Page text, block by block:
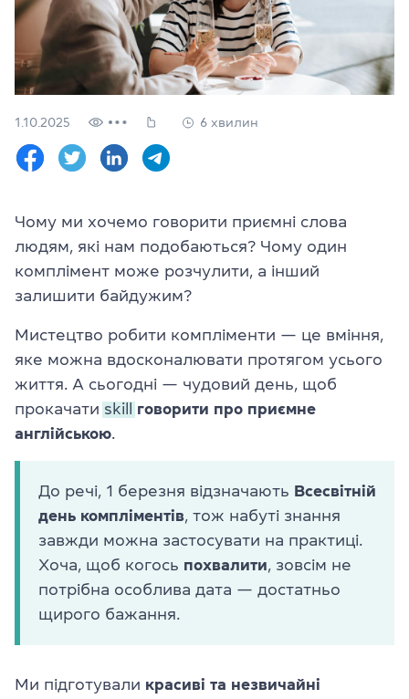
Залишити заявку
Мова сайту
(044) 580 11 00
(098) 580 11 00
м. Київ, метро Золоті Ворота, вул. Ярославів Вал, 13/2-б,
Дивитись на Google Maps
1.10.2025 6 хвилин
Чому ми хочемо говорити приємні слова
людям, які нам подобаються? Чому один
комплімент може розчулити, а інший
залишити байдужим?
Мистецтво робити компліменти — це вміння,
яке можна вдосконалювати протягом усього
життя. А сьогодні — чудовий день, щоб
прокачати skill
говорити про приємне
англійською
До речі, 1 березня відзначають Всесвітній
день компліментів , тож набуті знання
завжди можна застосувати на практиці.
Хоча, щоб когось похвалити , зовсім не
потрібна особлива дата — достатньо
щирого бажання.
Ми підготували красиві та незвичайні